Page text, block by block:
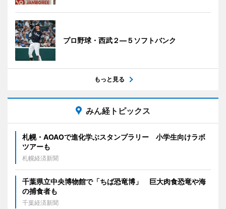
プロ野球・西武２―５ソフトバンク
もっと見る
みん経トピックス
札幌・AOAOで進化学ぶスタンプラリー 小学生向けラボ
ツアーも
札幌経済新聞
千葉県立中央博物館で「ちば恐竜博」 巨大肉食恐竜や海
の捕食者も
千葉経済新聞